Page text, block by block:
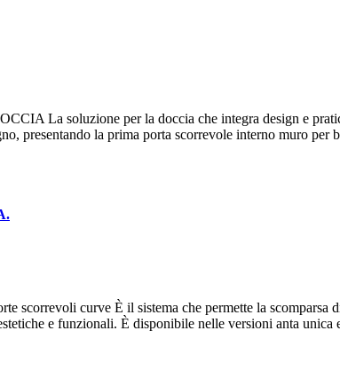
La soluzione per la doccia che integra design e
presentando la prima porta scorrevole interno muro per
scorrevoli curve È il sistema che permette la
e funzionali. È disponibile nelle versioni anta